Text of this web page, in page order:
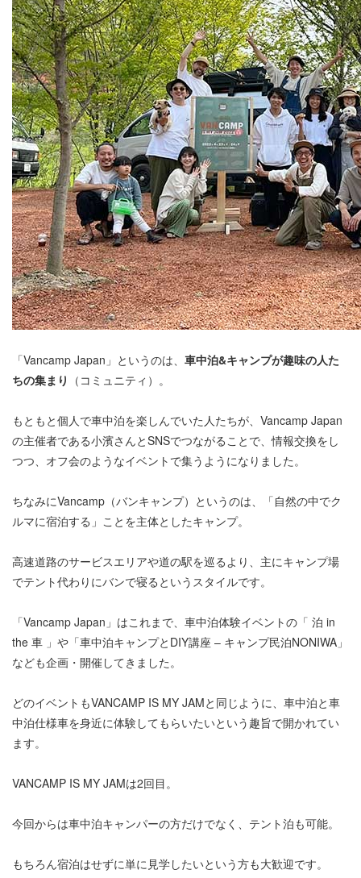
「Vancamp Japan」というのは、 車中泊&キャンプが趣味の人た
ちの集まり （コミュニティ）。
もともと個人で車中泊を楽しんでいた人たちが、Vancamp Japan
の主催者である小濱さんとSNSでつながることで、情報交換をし
つつ、オフ会のようなイベントで集うようになりました。
ちなみにVancamp（バンキャンプ）というのは、「自然の中でク
ルマに宿泊する」ことを主体としたキャンプ。
高速道路のサービスエリアや道の駅を巡るより、主にキャンプ場
でテント代わりにバンで寝るというスタイルです。
「Vancamp Japan」はこれまで、車中泊体験イベントの「 泊 in
the 車 」や「車中泊キャンプとDIY講座 – キャンプ民泊NONIWA」
なども企画・開催してきました。
どのイベントもVANCAMP IS MY JAMと同じように、車中泊と車
中泊仕様車を身近に体験してもらいたいという趣旨で開かれてい
ます。
VANCAMP IS MY JAMは2回目。
今回からは車中泊キャンパーの方だけでなく、テント泊も可能。
もちろん宿泊はせずに単に見学したいという方も大歓迎です。